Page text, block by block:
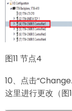
图11 节点4
10、点击
这里进行更改（图